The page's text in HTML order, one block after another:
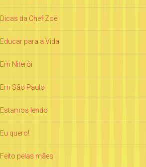
Dicas da Chef Zoë
Educar para a Vida
Em Niterói
Em São Paulo
Estamos lendo
Eu quero!
Feito pelas mães